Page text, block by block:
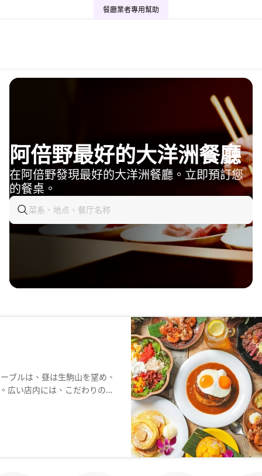
餐廳業者專用幫助
阿倍野最好的大洋洲餐廳
在阿倍野發現最好的大洋洲餐廳。立即預訂您
的餐桌。
ブルは、昼は生駒山を望め、
広い店内には、こだわりの家